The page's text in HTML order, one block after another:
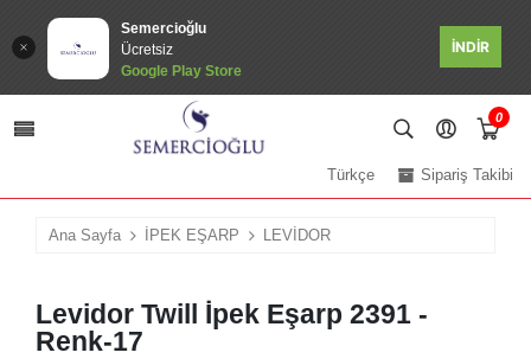
Semercioğlu
Ücretsiz
Google Play Store
İNDİR
0
Sipariş Takibi
Türkçe
Ana Sayfa İPEK EŞARP LEVİDOR
Levidor Twill İpek Eşarp 2391 -
Renk-17